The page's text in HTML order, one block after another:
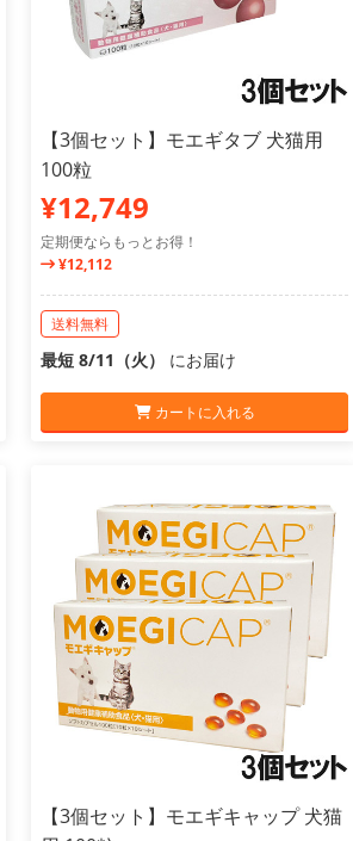
【3個セット】モエギタブ 犬猫用
100粒
¥12,749
定期便ならもっとお得！
¥12,112
送料無料
最短 8/11（火） にお届け
カートに入れる
【3個セット】モエギキャップ 犬猫